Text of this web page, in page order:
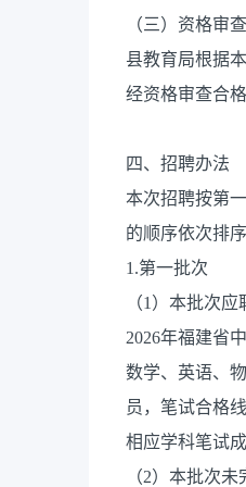
（三）资格审查
县教育局根据
经资格审查合
四、招聘办法
本次招聘按第
的顺序依次排
1.第一批次
（1）本批次
2026年福建省
数学、英语、
员，笔试合格
相应学科笔试
（2）本批次